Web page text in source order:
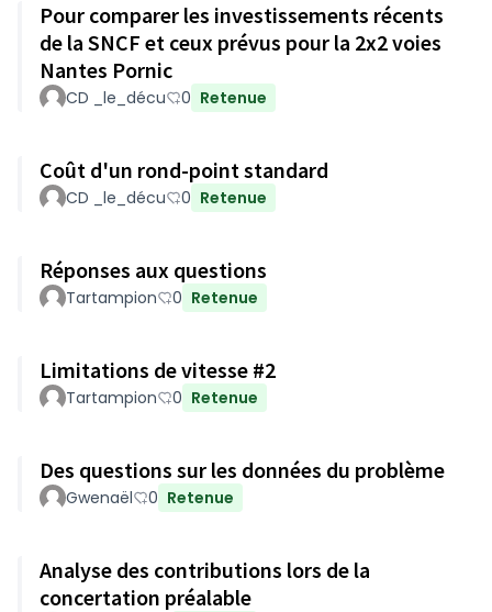
Pour comparer les investissements récents
de la SNCF et ceux prévus pour la 2x2 voies
Nantes Pornic
CD _le_décu 0 Retenue
Coût d'un rond-point standard
CD _le_décu 0 Retenue
Réponses aux questions
Tartampion 0 Retenue
Limitations de vitesse #2
Tartampion 0 Retenue
Des questions sur les données du problème
Gwenaël 0 Retenue
Analyse des contributions lors de la
concertation préalable